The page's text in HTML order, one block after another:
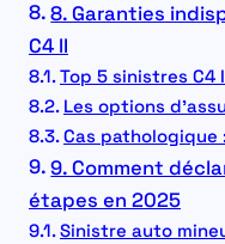
8. Garanties
C4 II
Top 5 sinistres
Les options
Cas
9. Comment
étapes en 2025
Sinistre auto